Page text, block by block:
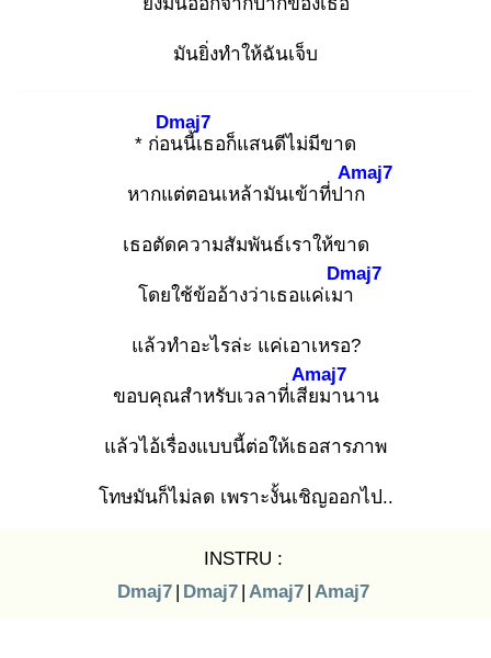
มันยิ่งทำให้ฉันเจ็บ
* ก่อน
Dmaj7
นี้เธอก็แสนดีไม่มีขาด
หากแต่ตอนเหล้ามันเข้าที่ปาก
Amaj7
เธอตัดความสัมพันธ์เราให้ขาด
โดยใช้ข้ออ้างว่าเธอแค่เมา
Dmaj7
แล้วทำอะไรล่ะ แค่เอาเหรอ?
ขอบคุณสำหรับเวลาที่เสีย
Amaj7
มานาน
แล้วไอ้เรื่องแบบนี้ต่อให้เธอสารภาพ
โทษมันก็ไม่ลด เพราะงั้นเชิญออกไป..
INSTRU :
Dmaj7 | Dmaj7 | Amaj7 | Amaj7